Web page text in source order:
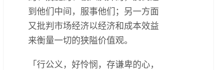
到他们中间，服事他们；另一方面
又批判市场经济以经济和成本效益
来衡量一切的狭隘价值观。
「行公义，好怜悯，存谦卑的心，